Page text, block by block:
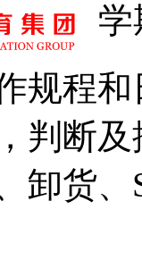
学
规程
判断
卸货